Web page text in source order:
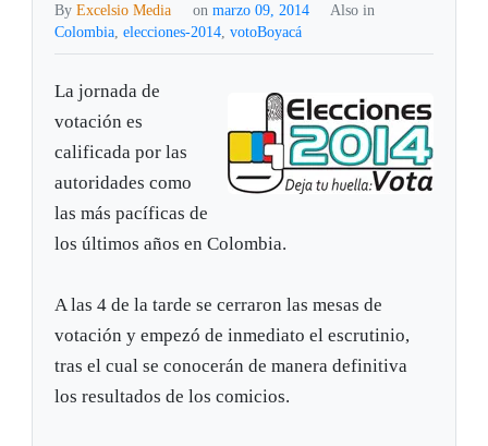
ByExcelsio Media on marzo 09, 2014
Also in
Colombia,elecciones-2014,votoBoyacá
La jornada de
votación es
calificada por las
autoridades como
las más pacíficas de
los últimos años en Colombia.
A las 4 de la tarde se cerraron las mesas de
votación y empezó de inmediato el escrutinio,
tras el cual se conocerán de manera definitiva
los resultados de los comicios.